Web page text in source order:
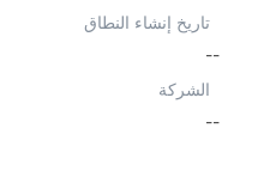
تاريخ إنشاء النطاق
--
الشركة
--